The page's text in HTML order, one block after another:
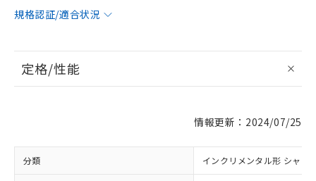
規格認証/適合状況
定格/性能
情報更新：2024/07/25
分類 インクリメンタル形 シャフ